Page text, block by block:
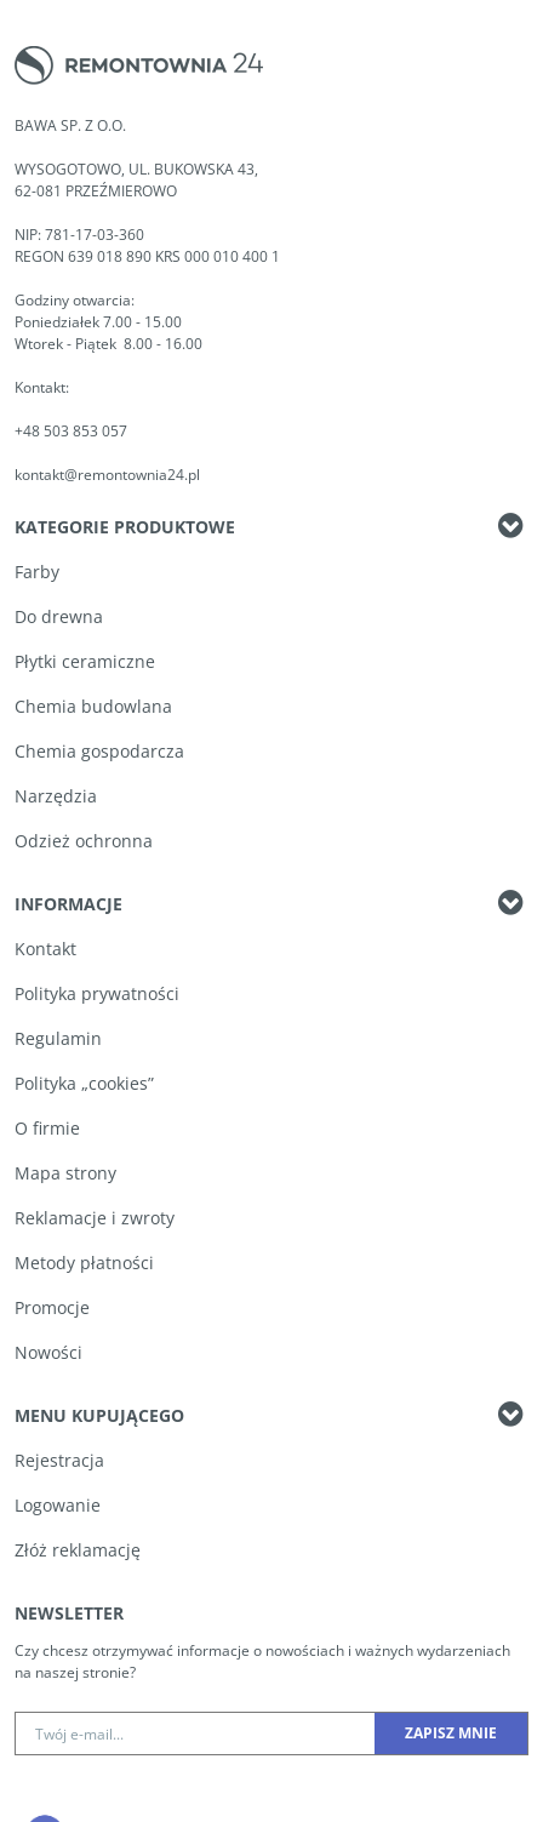
BAWA SP. Z O.O.
WYSOGOTOWO, UL. BUKOWSKA 43,
62-081 PRZEŹMIEROWO
NIP: 781-17-03-360
REGON 639 018 890 KRS 000 010 400 1
Godziny otwarcia:
Poniedziałek 7.00 - 15.00
Wtorek - Piątek 8.00 - 16.00
Kontakt:
+48 503 853 057
kontakt@remontownia24.pl
KATEGORIE PRODUKTOWE
Farby
Do drewna
Płytki ceramiczne
Chemia budowlana
Chemia gospodarcza
Narzędzia
Odzież ochronna
INFORMACJE
Kontakt
Polityka prywatności
Regulamin
Polityka „cookies”
O firmie
Mapa strony
Reklamacje i zwroty
Metody płatności
Promocje
Nowości
MENU KUPUJĄCEGO
Rejestracja
Logowanie
Złóż reklamację
NEWSLETTER
Czy chcesz otrzymywać informacje o nowościach i ważnych wydarzeniach
na naszej stronie?